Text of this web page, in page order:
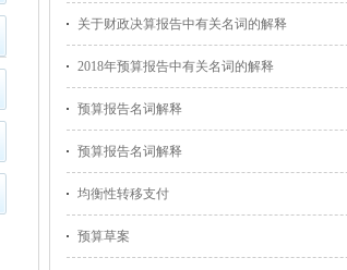
关于财政决算报告中有关名词的解释
2018年预算报告中有关名词的解释
预算报告名词解释
预算报告名词解释
均衡性转移支付
预算草案